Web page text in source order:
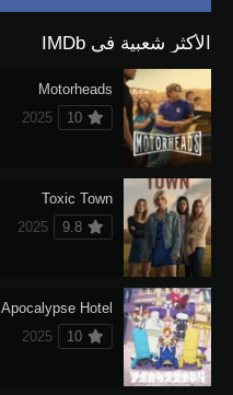
الأكثر شعبية في IMDb
Motorheads
10
2025
Toxic Town
9.8
2025
Apocalypse Hotel
10
2025